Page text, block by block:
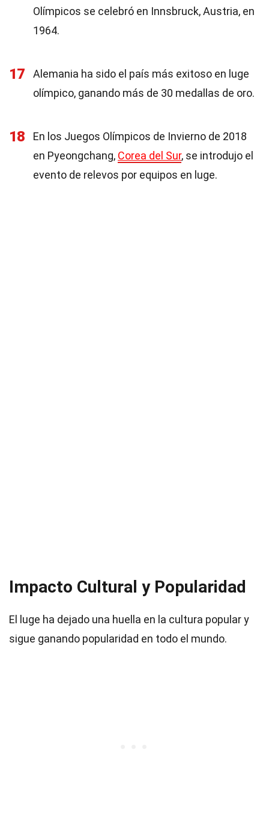
Olímpicos se celebró en Innsbruck, Austria, en
1964.
17
Alemania ha sido el país más exitoso en luge
olímpico, ganando más de 30 medallas de oro.
18
En los Juegos Olímpicos de Invierno de 2018
en Pyeongchang, Corea del Sur, se introdujo el
evento de relevos por equipos en luge.
Impacto Cultural y Popularidad
El luge ha dejado una huella en la cultura popular y
sigue ganando popularidad en todo el mundo.